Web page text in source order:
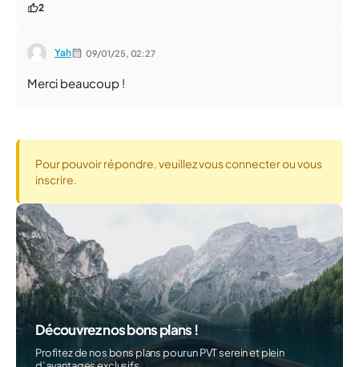
2
Yah 09/01/25, 02:27
Merci beaucoup !
Pour pouvoir répondre, veuillez vous connecter ou vous
inscrire.
Découvrez nos bons plans !
Profitez de nos bons plans pour un PVT serein et plein